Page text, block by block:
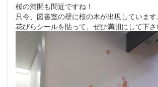
桜の満開も間近ですね！
只今、図書室の壁に桜の木が出現しています。
花びらシールを貼って、ぜひ満開にして下さ